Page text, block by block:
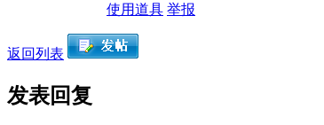
使用道具 举报
返回列表
发表回复